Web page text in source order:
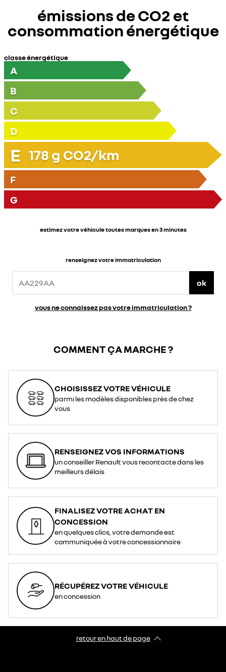
émissions de CO2 et
consommation énergétique
classe énergétique
A
B
C
D
E 178 g CO2/km
F
G
estimez votre véhicule toutes marques en 3 minutes
renseignez votre immatriculation
ok
vous ne connaissez pas votre immatriculation ?
COMMENT ÇA MARCHE ?
CHOISISSEZ VOTRE VÉHICULE
parmi les modèles disponibles près de chez
vous
RENSEIGNEZ VOS INFORMATIONS
un conseiller Renault vous recontacte dans les
meilleurs délais
FINALISEZ VOTRE ACHAT EN
CONCESSION
en quelques clics, votre demande est
communiquée à votre concessionnaire
RÉCUPÉREZ VOTRE VÉHICULE
en concession
retour en haut de page​